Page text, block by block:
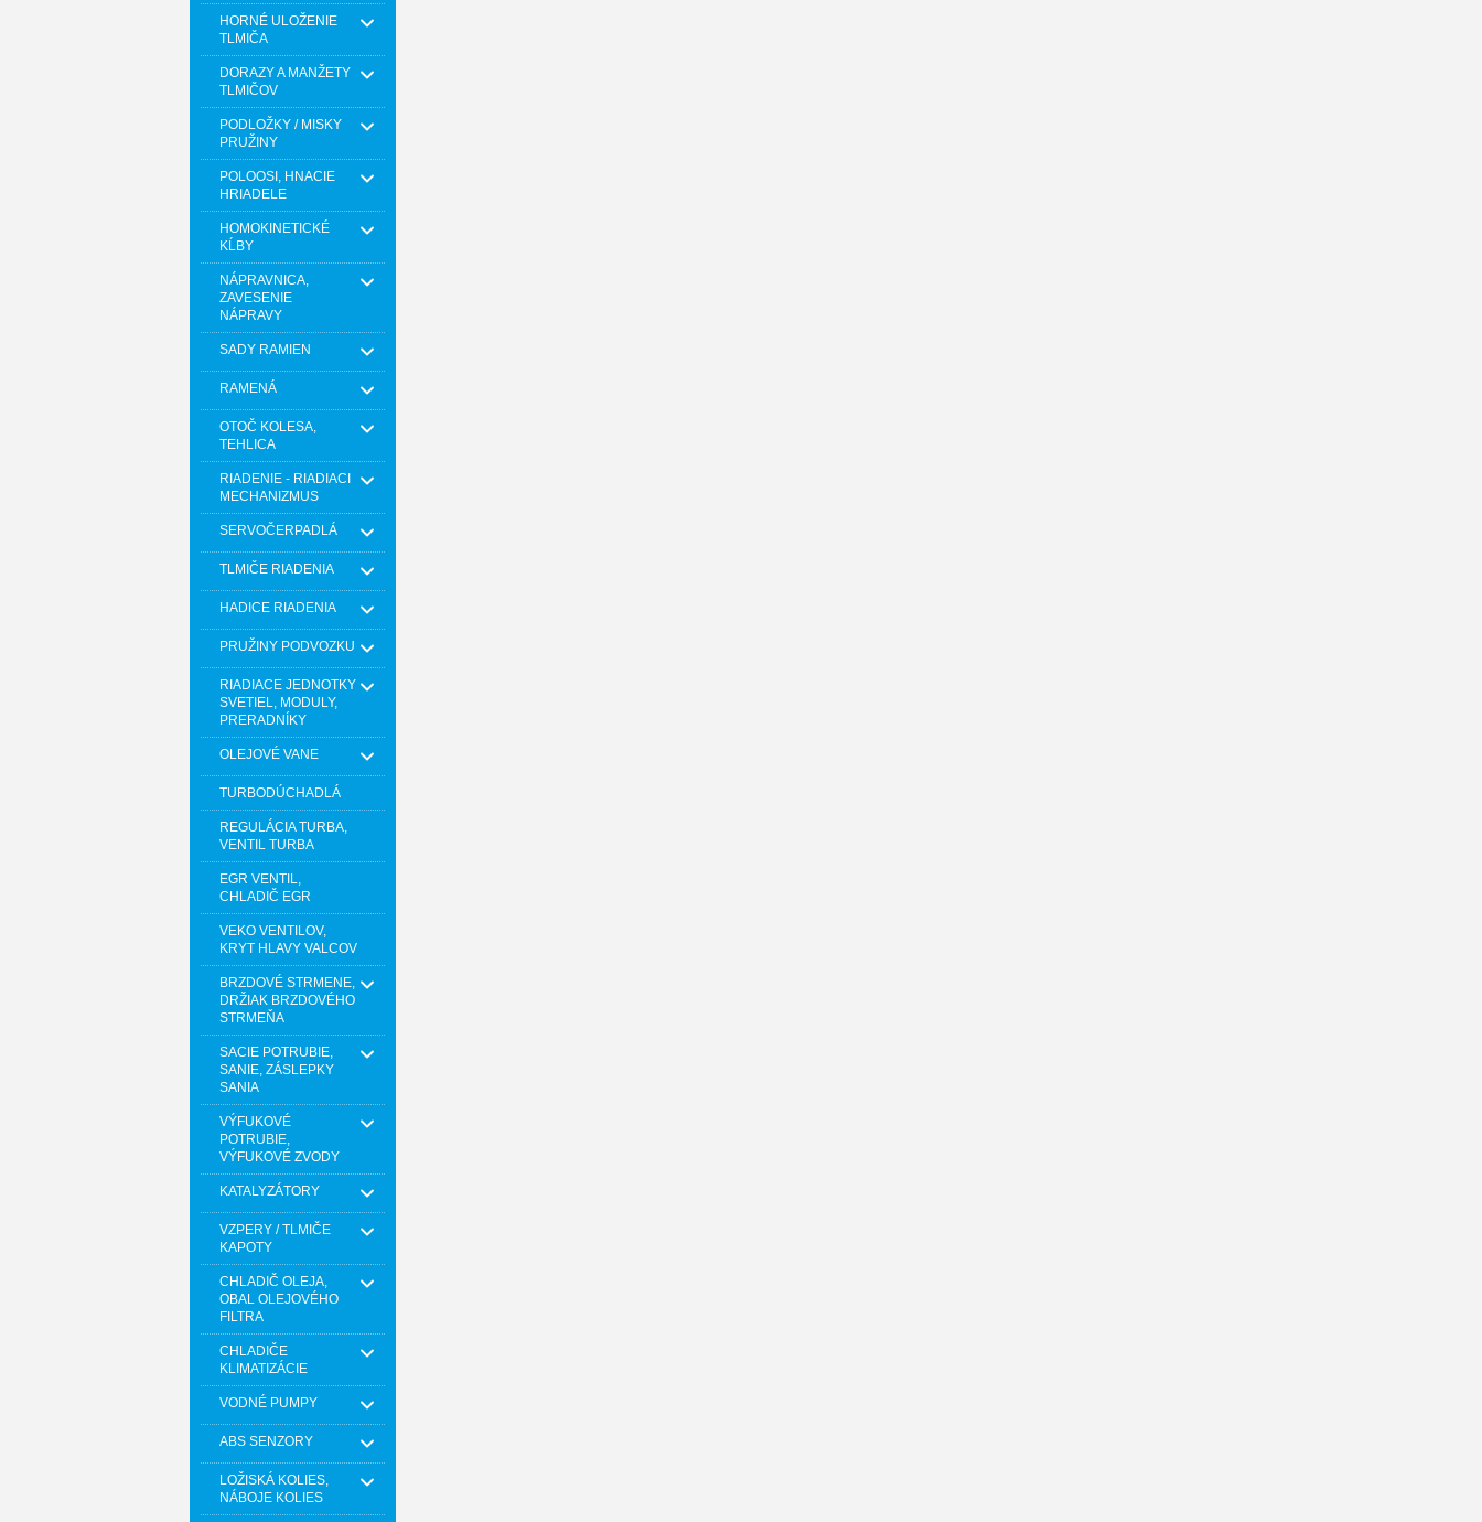
HORNÉ ULOŽENIE
TLMIČA
DORAZY A MANŽETY
TLMIČOV
PODLOŽKY / MISKY
PRUŽINY
POLOOSI, HNACIE
HRIADELE
HOMOKINETICKÉ
KĹBY
NÁPRAVNICA,
ZAVESENIE
NÁPRAVY
SADY RAMIEN
RAMENÁ
OTOČ KOLESA,
TEHLICA
RIADENIE - RIADIACI
MECHANIZMUS
SERVOČERPADLÁ
TLMIČE RIADENIA
HADICE RIADENIA
PRUŽINY PODVOZKU
RIADIACE JEDNOTKY
SVETIEL, MODULY,
PRERADNÍKY
OLEJOVÉ VANE
TURBODÚCHADLÁ
REGULÁCIA TURBA,
VENTIL TURBA
EGR VENTIL,
CHLADIČ EGR
VEKO VENTILOV,
KRYT HLAVY VALCOV
BRZDOVÉ STRMENE,
DRŽIAK BRZDOVÉHO
STRMEŇA
SACIE POTRUBIE,
SANIE, ZÁSLEPKY
SANIA
VÝFUKOVÉ
POTRUBIE,
VÝFUKOVÉ ZVODY
KATALYZÁTORY
VZPERY / TLMIČE
KAPOTY
CHLADIČ OLEJA,
OBAL OLEJOVÉHO
FILTRA
CHLADIČE
KLIMATIZÁCIE
VODNÉ PUMPY
ABS SENZORY
LOŽISKÁ KOLIES,
NÁBOJE KOLIES